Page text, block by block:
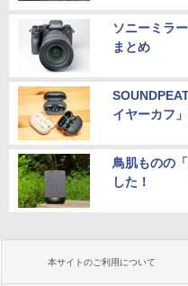
ソニーミラ
まとめ
イヤーカフ
鳥肌ものの
した！
本サイトのご利用について